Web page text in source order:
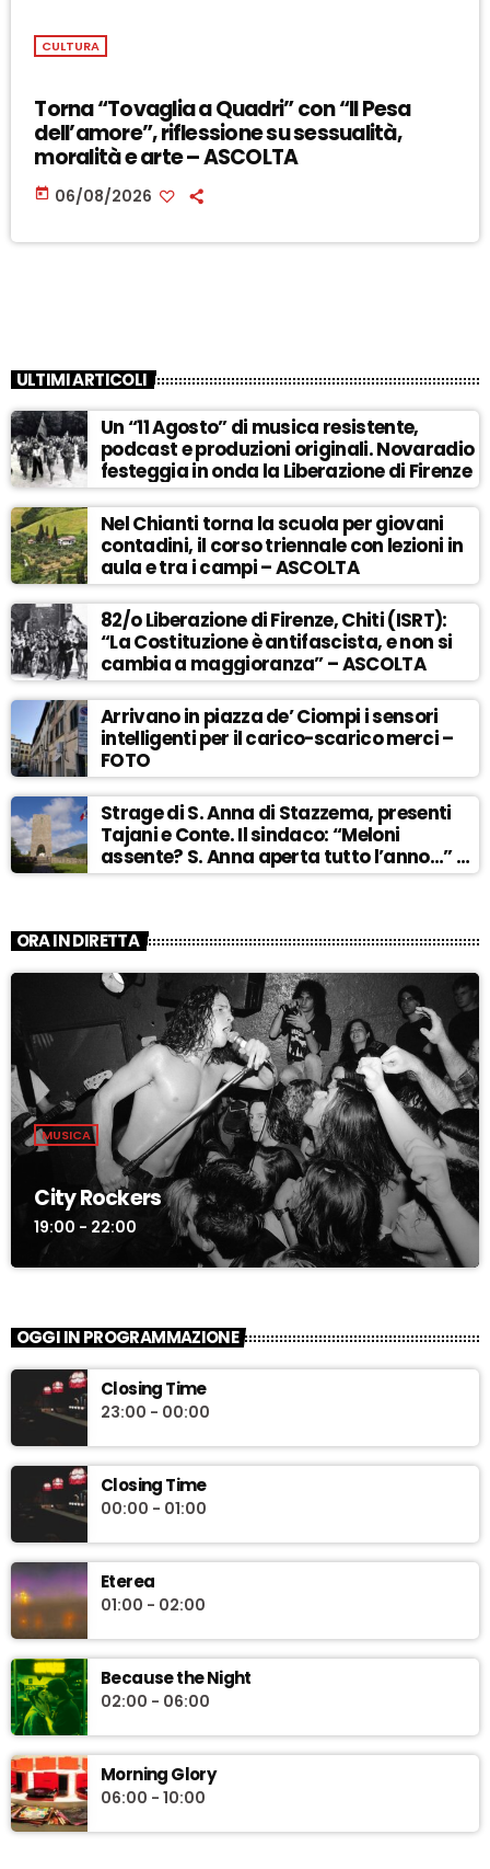
CULTURA
Torna “Tovaglia a Quadri” con “Il Pesa
dell’amore”, riflessione su sessualità,
moralità e arte – ASCOLTA
today 06/08/2026
ULTIMI ARTICOLI
Un “11 Agosto” di musica resistente,
podcast e produzioni originali. Novaradio
festeggia in onda la Liberazione di Firenze
Nel Chianti torna la scuola per giovani
contadini, il corso triennale con lezioni in
aula e tra i campi – ASCOLTA
82/o Liberazione di Firenze, Chiti (ISRT):
“La Costituzione è antifascista, e non si
cambia a maggioranza” – ASCOLTA
Arrivano in piazza de’ Ciompi i sensori
intelligenti per il carico-scarico merci –
FOTO
Strage di S. Anna di Stazzema, presenti
Tajani e Conte. Il sindaco: “Meloni
assente? S. Anna aperta tutto l’anno…” –
ASCOLTA
ORA IN DIRETTA
MUSICA
City Rockers
19:00 - 22:00
OGGI IN PROGRAMMAZIONE
Closing Time
23:00 - 00:00
Closing Time
00:00 - 01:00
Eterea
01:00 - 02:00
Because the Night
02:00 - 06:00
Morning Glory
06:00 - 10:00